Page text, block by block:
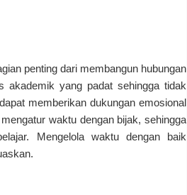
penting dari membangun hubungan
akademik yang padat sehingga tidak
memberikan dukungan emosional
waktu dengan bijak, sehingga
Mengelola waktu dengan baik